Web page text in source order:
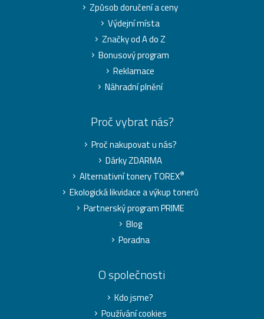
Způsob doručení a ceny
Výdejní místa
Značky od A do Z
Bonusový program
Reklamace
Náhradní plnění
Proč vybrat nás?
Proč nakupovat u nás?
Dárky ZDARMA
Alternativní tonery TOREX®
Ekologická likvidace a výkup tonerů
Partnerský program PRIME
Blog
Poradna
O společnosti
Kdo jsme?
Používání cookies